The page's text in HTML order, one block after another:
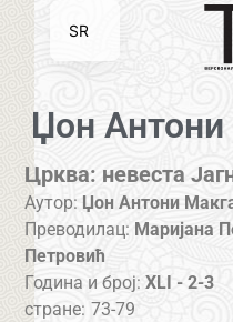
Џон
Црква: невеста
Аутор: Џон Антони
Преводилац: Маријана
Петровић
Година и број:XLI - 2-3
стране: 73-79
SR
EN